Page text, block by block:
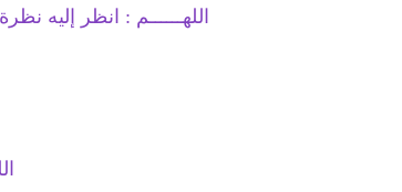
اللهــــــم : انظر إليه